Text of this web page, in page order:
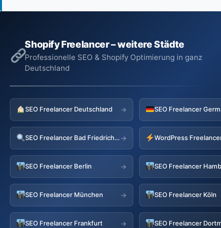
Shopify Freelancer – weitere Städte
Professionelle SEO & Shopify Optimierung in ganz
Deutschland
SEO Freelancer Deutschland → SEO Freelancer
SEO Freelancer Bad Friedrichshall→
SEO Freelancer Berlin → SEO Freelancer
SEO Freelancer München → SEO Freelancer Köln
SEO Freelancer Frankfurt → SEO Freelancer